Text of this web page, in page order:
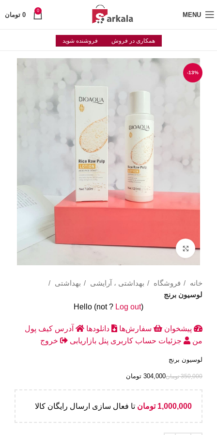
MENU
0
0 تومان
همکاری در فروش فروشنده شوید
-13%
Click to enlarge
خانه فروشگاه بهداشتی ، آرایشی
بهداشتی
لوسیون برنج
Hello (not? Log out)
پیشخوان سفارش‌ها دانلودها آدرس کیف پول
من
جزئیات حساب کاربری پنل بازاریابی خروج
لوسیون برنج
350,000 تومان304,000 تومان
1,000,000 تومان تا فعال سازی ارسال رایگان کالا